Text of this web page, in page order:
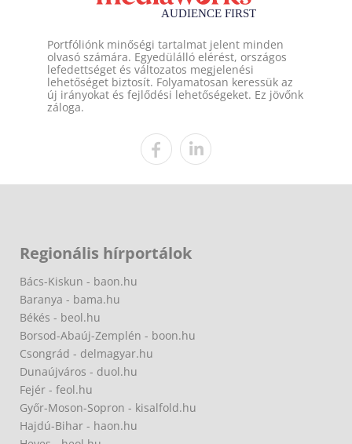
Portfóliónk minőségi tartalmat jelent minden
olvasó számára. Egyedülálló elérést, országos
lefedettséget és változatos megjelenési
lehetőséget biztosít. Folyamatosan keressük az
új irányokat és fejlődési lehetőségeket. Ez jövőnk
záloga.
Regionális hírportálok
Bács-Kiskun - baon.hu
Baranya - bama.hu
Békés - beol.hu
Borsod-Abaúj-Zemplén - boon.hu
Csongrád - delmagyar.hu
Dunaújváros - duol.hu
Fejér - feol.hu
Győr-Moson-Sopron - kisalfold.hu
Hajdú-Bihar - haon.hu